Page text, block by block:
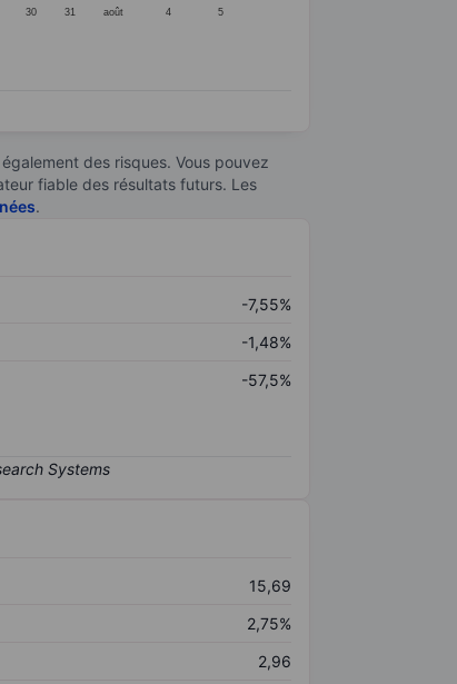
30 31 août 4 5
des risques. Vous pouvez
fiable des résultats futurs. Les
.
-7,55%
-1,48%
-57,5%
15,69
2,75%
2,96